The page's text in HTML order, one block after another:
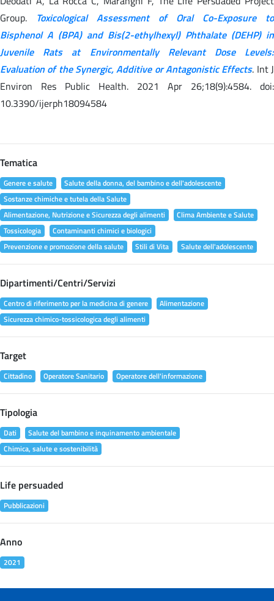
Group. Toxicological Assessment of Oral Co-Exposure to
Bisphenol A (BPA) and Bis(2-ethylhexyl) Phthalate (DEHP) in
Juvenile Rats at Environmentally Relevant Dose Levels:
Evaluation of the Synergic, Additive or Antagonistic Effects. Int J
Environ Res Public Health. 2021 Apr 26;18(9):4584. doi:
10.3390/ijerph18094584
Tematica
Genere e salute
Salute della donna, del bambino e dell'adolescente
Sostanze chimiche e tutela della Salute
Alimentazione, Nutrizione e Sicurezza degli alimenti
Clima Ambiente e Salute
Tossicologia
Contaminanti chimici e biologici
Prevenzione e promozione della salute
Stili di Vita Salute dell'adolescente
Dipartimenti/Centri/Servizi
Centro di riferimento per la medicina di genere
Alimentazione
Sicurezza chimico-tossicologica degli alimenti
Target
Cittadino Operatore Sanitario Operatore dell'informazione
Tipologia
Dati
Salute del bambino e inquinamento ambientale
Chimica, salute e sostenibilità
Life persuaded
Pubblicazioni
Anno
2021